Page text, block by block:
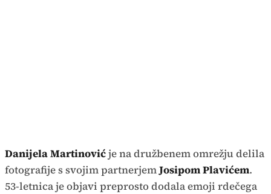
Danijela Martinovićje na družbenem omrežju delila
fotografije s svojim partnerjemJosipom Plavićem.
53-letnica je objavi preprosto dodala emoji rdečega